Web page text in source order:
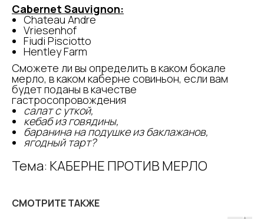
Cabernet Sauvignon:
Chateau Andre
Vriesenhof
Fiudi Pisciotto
Hentley Farm
Сможете ли вы определить в каком бокале
мерло, в каком каберне совиньон, если вам
будет поданы в качестве
гастросопровождения
салат с уткой,
кебаб из говядины,
баранина на подушке из баклажанов,
ягодный тарт?
Тема: КАБЕРНЕ ПРОТИВ МЕРЛО
СМОТРИТЕ ТАКЖЕ